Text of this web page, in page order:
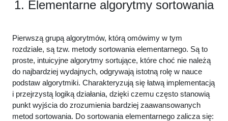
1. Elementarne algorytmy sortowania
Pierwszą grupą algorytmów, którą omówimy w tym
rozdziale, są tzw. metody sortowania elementarnego. Są to
proste, intuicyjne algorytmy sortujące, które choć nie należą
do najbardziej wydajnych, odgrywają istotną rolę w nauce
podstaw algorytmiki. Charakteryzują się łatwą implementacją
i przejrzystą logiką działania, dzięki czemu często stanowią
punkt wyjścia do zrozumienia bardziej zaawansowanych
metod sortowania. Do sortowania elementarnego zalicza się: